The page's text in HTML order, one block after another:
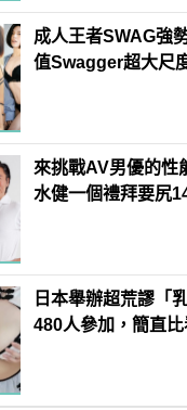
成人王者SWAG強
值Swagger超大尺
來挑戰AV男優的性
水健一個禮拜要尻
日本舉辦超荒謬「
480人參加，簡直比